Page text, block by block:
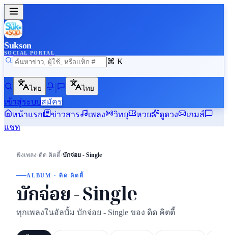
Sukson
SOCIAL PORTAL
⌘ K
ไทย ไทย
เข้าสู่ระบบสมัคร
หน้าแรก
ข่าวสาร เพลง วิทยุ หวย ดูดวง
เกมส์
แชท
ฟังเพลง›ดิด คิตตี้›บักจ่อย - Single
ALBUM · ดิด คิตตี้
บักจ่อย - Single
ทุกเพลงในอัลบั้ม บักจ่อย - Single ของ ดิด คิตตี้